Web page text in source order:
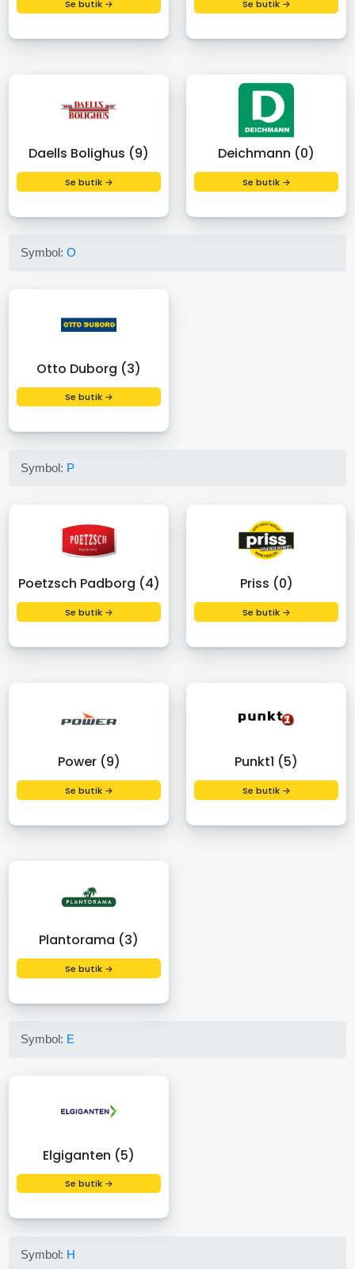
Se butik → Se butik →
Daells Bolighus (9)
Se butik →
Deichmann (0)
Se butik →
Symbol:O
Otto Duborg (3)
Se butik →
Symbol: P
Poetzsch Padborg (4)
Se butik →
Priss (0)
Se butik →
Power (9)
Se butik →
Punkt1 (5)
Se butik →
Plantorama (3)
Se butik →
Symbol: E
Elgiganten (5)
Se butik →
Symbol: H